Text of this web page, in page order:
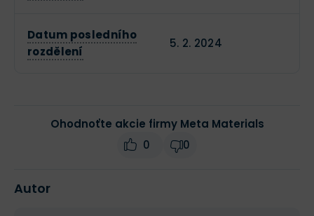
Datum posledního
rozdělení
5. 2. 2024
Ohodnoťte akcie firmy Meta Materials
0
0
Autor